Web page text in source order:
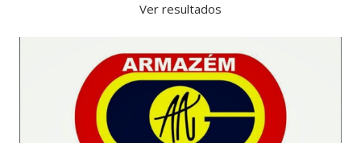
Ver resultados